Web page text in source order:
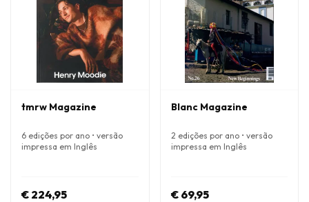
tmrw Magazine
6 edições por ano • versão
impressa em Inglês
€ 224,95
Blanc Magazine
2 edições por ano • versão
impressa em Inglês
€ 69,95